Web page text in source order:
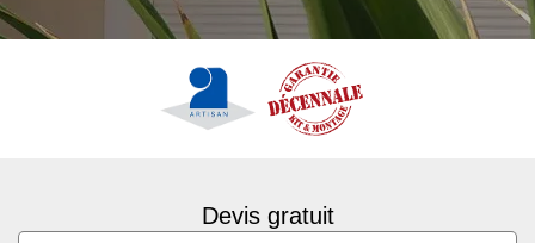
Devis gratuit